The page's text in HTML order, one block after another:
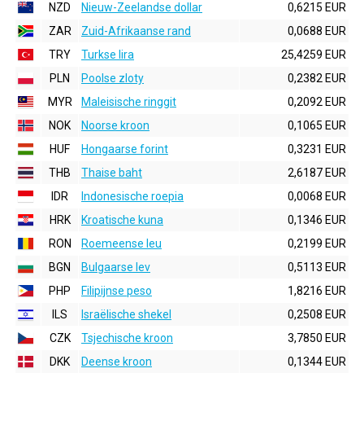
NZD
Nieuw-Zeelandse dollar
0,6215 EUR
ZAR
Zuid-Afrikaanse rand
0,0688 EUR
TRY
Turkse lira
25,4259 EUR
PLN
Poolse zloty
0,2382 EUR
MYR
Maleisische ringgit
0,2092 EUR
NOK
Noorse kroon
0,1065 EUR
HUF
Hongaarse forint
0,3231 EUR
THB
Thaise baht
2,6187 EUR
IDR
Indonesische roepia
0,0068 EUR
HRK
Kroatische kuna
0,1346 EUR
RON
Roemeense leu
0,2199 EUR
BGN
Bulgaarse lev
0,5113 EUR
PHP
Filipijnse peso
1,8216 EUR
ILS
Israëlische shekel
0,2508 EUR
CZK
Tsjechische kroon
3,7850 EUR
DKK
Deense kroon 0,1344 EUR